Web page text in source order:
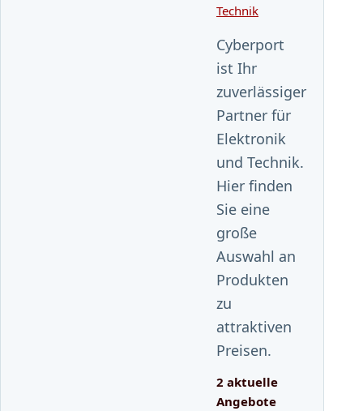
Technik
Cyberport
ist Ihr
zuverlässiger
Partner für
Elektronik
und Technik.
Hier finden
Sie eine
große
Auswahl an
Produkten
zu
attraktiven
Preisen.
2 aktuelle
Angebote